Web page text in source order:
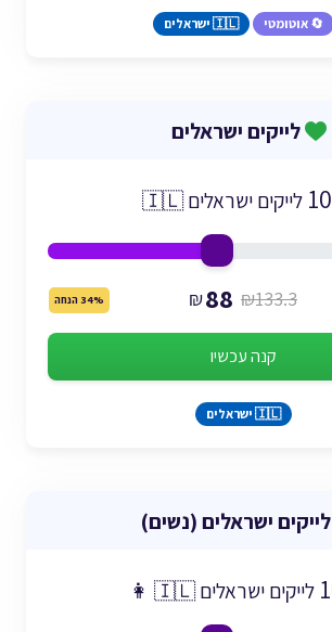
🔄 אוטומטי 🇮🇱 ישראלים
לייקים ישראלים
לייקים ישראלים 🇮🇱
₪88 ₪133.3 34% הנחה
קנה עכשיו
🇮🇱 ישראלים
לייקים ישראלים (נשים)
לייקים ישראלים 🇮🇱 👩